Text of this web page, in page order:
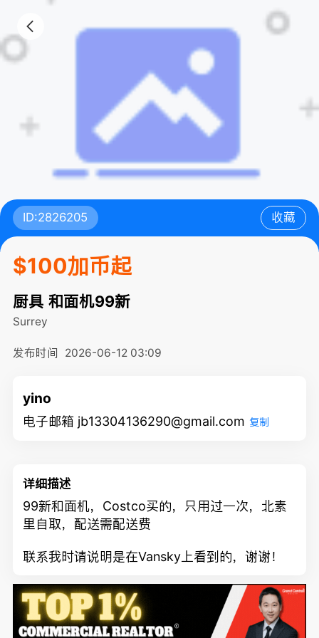
ID:2826205 收藏
$100加币起
厨具 和面机99新
Surrey
发布时间 2026-06-12 03:09
yino
电子邮箱 jb13304136290@gmail.com 复制
详细描述
99新和面机，Costco买的，只用过一次，北素
里自取，配送需配送费
联系我时请说明是在Vansky上看到的，谢谢！